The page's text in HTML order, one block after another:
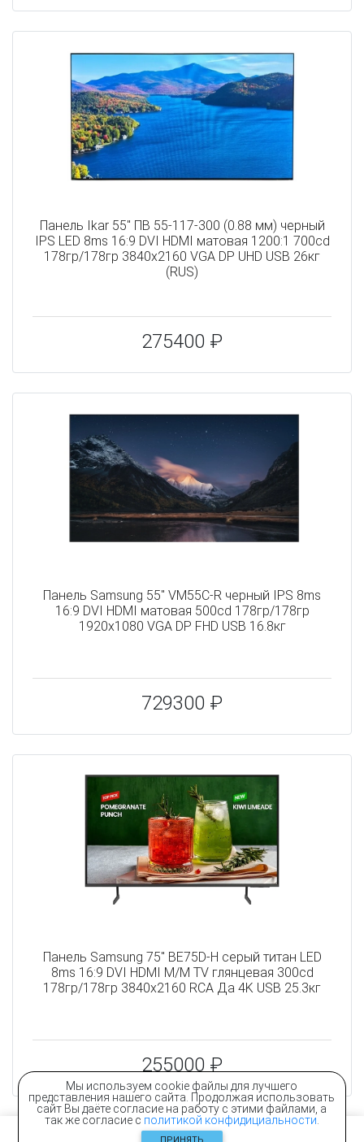
Мы используем cookie файлы для лучшего
представления нашего сайта. Продолжая использовать
сайт Вы даёте согласие на работу с этими файлами, а
так же согласие с политикой конфидициальности
Панель Ikar 55" ПВ 55-117-300 (0.88 мм) черный
IPS LED 8ms 16:9 DVI HDMI матовая 1200:1 700cd
178гр/178гр 3840x2160 VGA DP UHD USB 26кг
(RUS)
275400 ₽
Панель Samsung 55" VM55C-R черный IPS 8ms
16:9 DVI HDMI матовая 500cd 178гр/178гр
1920x1080 VGA DP FHD USB 16.8кг
729300 ₽
Панель Samsung 75" BE75D-H серый титан LED
8ms 16:9 DVI HDMI M/M TV глянцевая 300cd
178гр/178гр 3840x2160 RCA Да 4K USB 25.3кг
255000 ₽